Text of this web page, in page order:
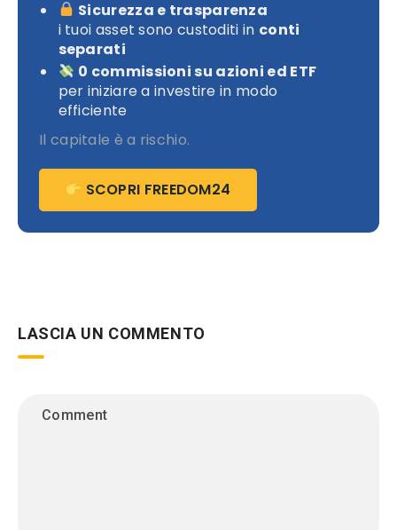
Sicurezza e trasparenza
i tuoi asset sono custoditi in conti
separati
0 commissioni su azioni ed ETF
per iniziare a investire in modo
efficiente
Il capitale è a rischio.
SCOPRI FREEDOM24
LASCIA UN COMMENTO